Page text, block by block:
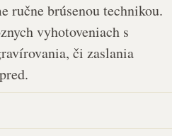
ručne brúsenou technikou.
vyhotoveniach s
či zaslania